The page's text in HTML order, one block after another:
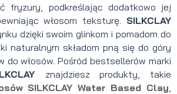
fryzury, podkreślając dodatkowo jej
włosom teksturę. SILKCLAY
dzięki swoim glinkom i pomadom do
naturalnym składom pną się do góry
do włosów. Pośród bestsellerów marki
znajdziesz produkty, takie
SILKCLAY Water Based Clay